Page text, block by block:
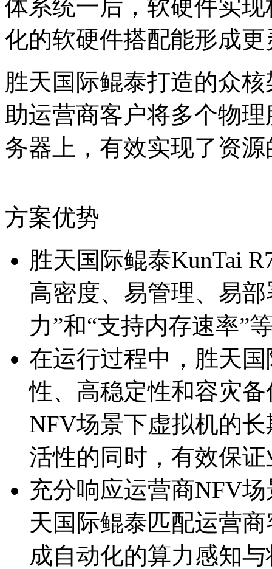
体系统一后，软硬件实
化的软硬件搭配能形成
胜天国际鲲泰打造的众核
助运营商客户将多个物
务器上，有效实现了资
方案优势
胜天国际鲲泰KunTai
高密度、易管理、
力”和“支持内存速率”
在运行过程中，胜天
性、高稳定性和容
NFV场景下虚拟机的长
活性的同时，有效
充分响应运营商NFV场
天国际鲲泰匹配运营商
成自动化的算力感知与